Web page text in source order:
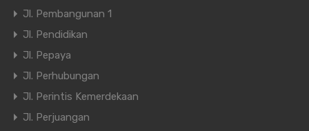
Jl. Pembangunan 1
Jl. Pendidikan
Jl. Pepaya
Jl. Perhubungan
Jl. Perintis Kemerdekaan
Jl. Perjuangan